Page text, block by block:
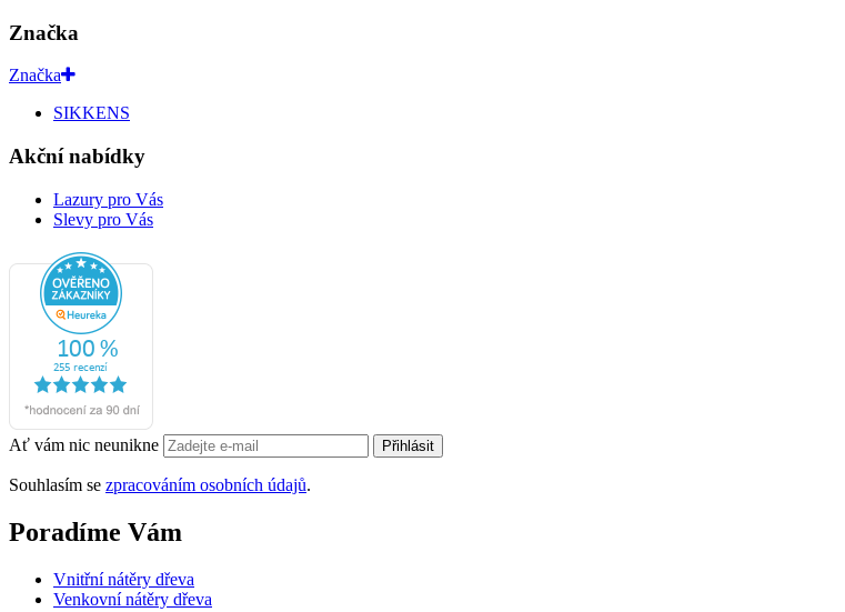
Značka
Značka
SIKKENS
Akční nabídky
Lazury pro Vás
Slevy pro Vás
Ať vám nic neunikne Přihlásit
Souhlasím se zpracováním osobních údajů.
Poradíme Vám
Vnitřní nátěry dřeva
Venkovní nátěry dřeva